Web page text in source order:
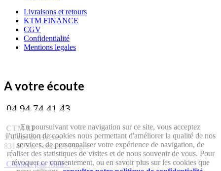
Livraisons et retours
KTM FINANCE
CGV
Confidentialité
Mentions legales
A votre écoute
04 94 74 41 43
CTM 83
161 rue de Hyères
83140 Six-Fours les Plages
Contact par Mail >
En poursuivant votre navigation sur ce site, vous acceptez
l’utilisation de cookies nous permettant d'améliorer la qualité de nos
services, de personnaliser votre expérience de navigation, de
réaliser des statistiques de visites et de nous souvenir de vous. Pour
révoquer ce consentement, ou en savoir plus sur les cookies que